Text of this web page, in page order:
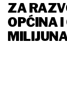
ZA
OPĆINA